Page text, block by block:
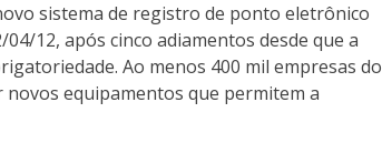
sistema de registro de ponto eletrônico
12, após cinco adiamentos desde que a
Ao menos 400 mil empresas do
equipamentos que permitem a